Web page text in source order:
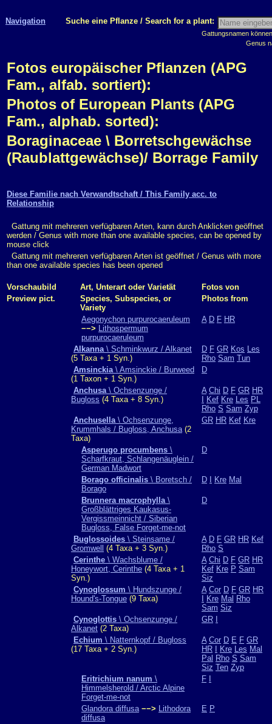
Navigation Suche eine Pflanze / Search for a plant:
Gattungsnamen
Genus
Fotos europäischer Pflanzen (APG
Fam., alfab. sortiert):
Photos of European Plants (APG
Fam., alphab. sorted):
Boraginaceae \ Borretschgewächse
(Raublattgewächse)/ Borrage Family
Diese Familie nach Verwandtschaft / This Family acc. to
Relationship
Gattung mit mehreren verfügbaren Arten, kann durch Anklicken geöffnet
werden / Genus with more than one available species, can be opened by
mouse click
Gattung mit mehreren verfügbaren Arten ist geöffnet / Genus with more
than one available species has been opened
Vorschaubild Art, Unterart oder Varietät
Fotos von
Preview pict.
Species, Subspecies, or
Variety
Photos from
Aegonychon purpurocaeruleum
−−> Lithospermum
purpurocaeruleum
A D F HR
Alkanna\ Schminkwurz / Alkanet
(5 Taxa + 1 Syn.)
D F GR Kos Les
Rho Sam Tun
Amsinckia\ Amsinckie / Burweed
(1 Taxon + 1 Syn.)
D
Anchusa\ Ochsenzunge /
Bugloss (4 Taxa + 8 Syn.)
A Chi D F GR HR
Kef Kre Les PL
Rho S Sam Zyp
Anchusella\ Ochsenzunge,
Krummhals / Bugloss, Anchusa(2
Taxa)
GR HR Kef Kre
Asperugo procumbens \
Scharfkraut, Schlangenäuglein /
German Madwort
D
Borago officinalis \ Boretsch /
Borago
D Kre Mal
Brunnera macrophylla\
Großblättriges Kaukasus-
Vergissmeinnicht / Siberian
Bugloss, False Forget-me-not
D
Buglossoides \ Steinsame /
Gromwell
(4 Taxa + 3 Syn.)
A D F GR HR Kef
Rho S
Cerinthe \ Wachsblume /
Honeywort, Cerinthe (4 Taxa + 1
Syn.)
A Chi D F GR HR
Kef Kre P Sam
Siz
Cynoglossum \ Hundszunge /
Hound's-Tongue (9 Taxa)
A Cor D F GR HR
Kre Mal Rho
Sam Siz
Cynoglottis \ Ochsenzunge /
Alkanet (2 Taxa)
GR
Echium \ Natternkopf / Bugloss
(17 Taxa + 2 Syn.)
A Cor D E F GR
HR
Kre Les Mal
Pal Rho S Sam
Siz Ten Zyp
Eritrichium nanum \
Himmelsherold / Arctic Alpine
Forget-me-not
F
Glandora diffusa −−> Lithodora
diffusa
E P